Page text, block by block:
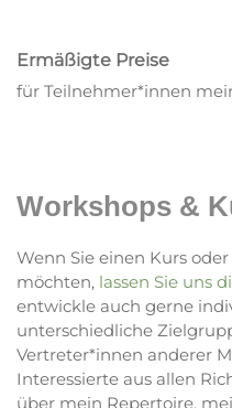
Ermäßigte Preise
für Teilnehmer*innen
Workshops &
Wenn Sie einen Kurs
möchten, lassen Sie uns
entwickle auch gerne
unterschiedliche
Vertreter*innen anderer
Interessierte aus allen
über mein Repertoire,